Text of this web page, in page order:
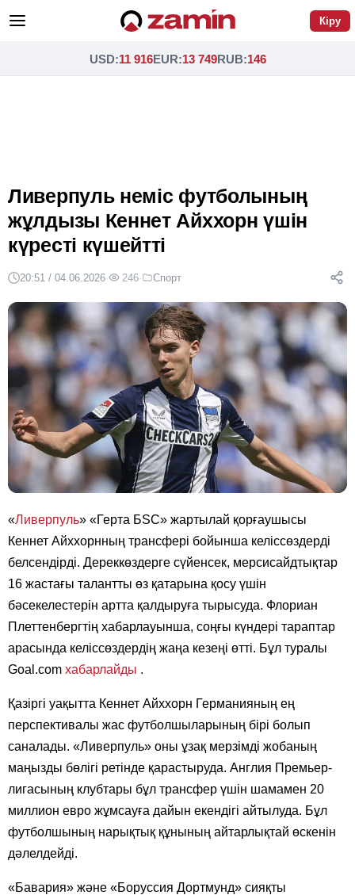
Кіру
USD:11 916EUR:13 749RUB:146
Ливерпуль неміс футболының
жұлдызы Кеннет Айххорн үшін
күресті күшейтті
20:51 / 04.06.2026· 246· Спорт
«Ливерпуль» «Герта БSC» жартылай қорғаушысы
Кеннет Айххорнның трансфері бойынша келіссөздерді
белсендірді. Дереккөздерге сүйенсек, мерсисайдтықтар
16 жастағы талантты өз қатарына қосу үшін
бәсекелестерін артта қалдыруға тырысуда. Флориан
Плеттенбергтің хабарлауынша, соңғы күндері тараптар
арасында келіссөздердің жаңа кезеңі өтті. Бұл туралы
Goal.com хабарлайды .
Қазіргі уақытта Кеннет Айххорн Германияның ең
перспективалы жас футболшыларының бірі болып
саналады. «Ливерпуль» оны ұзақ мерзімді жобаның
маңызды бөлігі ретінде қарастыруда. Англия Премьер-
лигасының клубтары бұл трансфер үшін шамамен 20
миллион евро жұмсауға дайын екендігі айтылуда. Бұл
футболшының нарықтық құнының айтарлықтай өскенін
дәлелдейді.
«Бавария» және «Боруссия Дортмунд» сияқты